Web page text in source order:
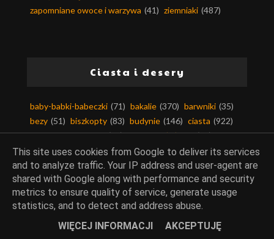
zapomniane owoce i warzywa (41) ziemniaki (487)
Ciasta i desery
baby-babki-babeczki (71) bakalie (370) barwniki (35)
bezy (51) biszkopty (83) budynie (146) ciasta (922)
ciasta bez pieczenia (36) ciasta drożdżowe (70)
ciasta kruche (80) ciasta na zimno
(187)
ciasta piaskowe (11) ciasta ucierane (189)
ciasta z kremem (62) ciasta z owocami (350)
ciasta z warzywami (71) ciastka i ciasteczka (163)
ciasto filo (13) ciasto francuskie (63)
ciasto kruche (108) ciasto makaronowe (11)
This site uses cookies from Google to deliver its services
and to analyze traffic. Your IP address and user-agent are
shared with Google along with performance and security
metrics to ensure quality of service, generate usage
statistics, and to detect and address abuse.
WIĘCEJ INFORMACJI
AKCEPTUJĘ